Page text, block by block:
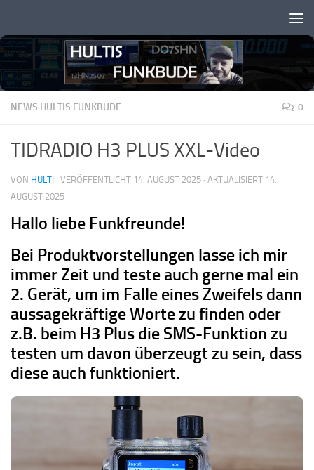
NEWS HULTIS FUNKBUDE 0
TIDRADIO H3 PLUS XXL-Video
VON HULTI · VERÖFFENTLICHT 14. AUGUST 2025 · AKTUALISIERT 14.
AUGUST 2025
Hallo liebe Funkfreunde!
Bei Produktvorstellungen lasse ich mir
immer Zeit und teste auch gerne mal ein
2. Gerät, um im Falle eines Zweifels dann
aussagekräftige Worte zu finden oder
z.B. beim H3 Plus die SMS-Funktion zu
testen um davon überzeugt zu sein, dass
diese auch funktioniert.